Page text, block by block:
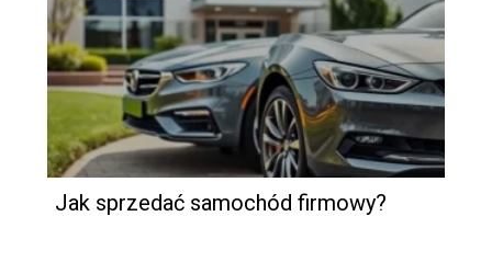
Jak sprzedać samochód firmowy?